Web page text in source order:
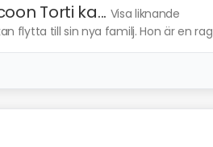
Torti ka... Visa liknande
flytta till sin nya familj. Hon är en